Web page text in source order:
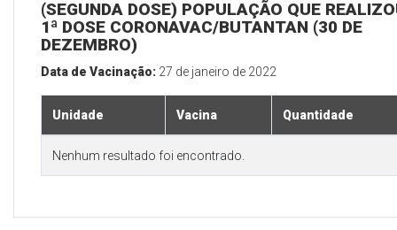
(SEGUNDA DOSE) POPULAÇÃO QUE
1ª DOSE CORONAVAC/BUTANTAN (30 DE
DEZEMBRO)
Data de Vacinação: 27 de janeiro de 2022
Unidade Vacina Quantidade
Nenhum resultado foi encontrado.